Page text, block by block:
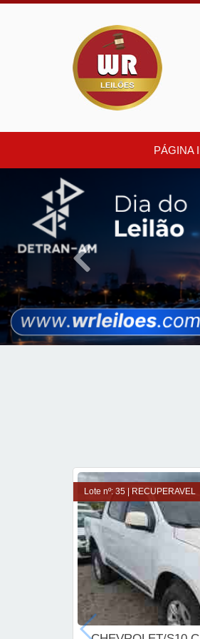
PÁGINA
Lote nº: 35 | RECUPERAVEL